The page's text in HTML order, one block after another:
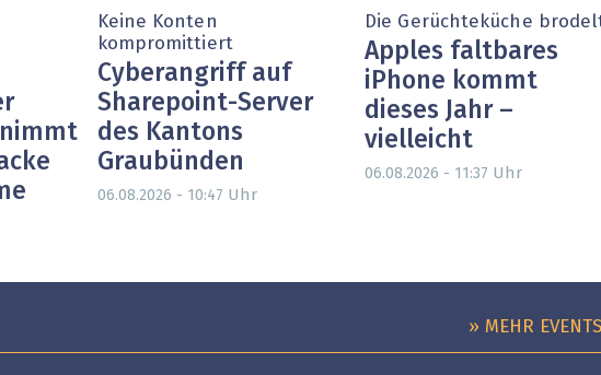
Keine Konten
kompromittiert
Cyberangriff auf
Sharepoint-Server
des Kantons
Graubünden
06.08.2026 - 10:47 Uhr
Die Gerüchteküche
Apples faltbares
iPhone kommt
dieses Jahr –
vielleicht
06.08.2026 - 11:37 Uhr
» MEHR EVENTS